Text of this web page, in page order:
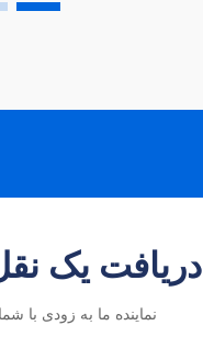
دریافت یک
نماینده ما به زودی با